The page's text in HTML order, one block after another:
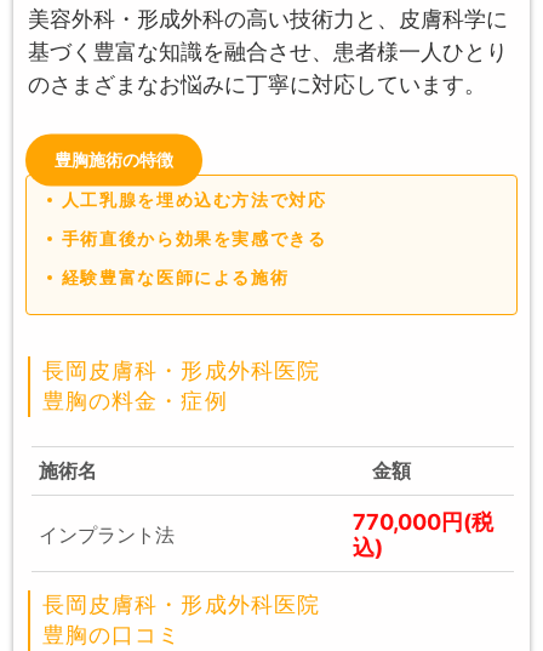
美容外科・形成外科の高い技術力と、皮膚科学に
基づく豊富な知識を融合させ、患者様一人ひとり
のさまざまなお悩みに丁寧に対応しています。
豊胸施術の特徴
人工乳腺を埋め込む方法で対応
手術直後から効果を実感できる
経験豊富な医師による施術
長岡皮膚科・形成外科医院
豊胸の料金・症例
施術名 金額
インプラント法
770,000円(税
込)
長岡皮膚科・形成外科医院
豊胸の口コミ